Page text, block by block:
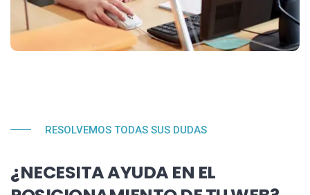
RESOLVEMOS TODAS SUS DUDAS
¿NECESITA AYUDA EN EL